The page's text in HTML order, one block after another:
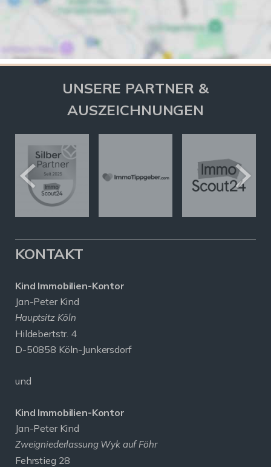
UNSERE PARTNER &
AUSZEICHNUNGEN
KONTAKT
Kind Immobilien-Kontor
Jan-Peter Kind
Hauptsitz Köln
Hildebertstr. 4
D-50858 Köln-Junkersdorf
und
Kind Immobilien-Kontor
Jan-Peter Kind
Zweigniederlassung Wyk auf Föhr
Fehrstieg 28